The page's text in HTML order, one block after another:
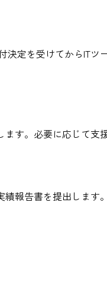
定を受けてからIT
す。必要に応じて支
報告書を提出しま